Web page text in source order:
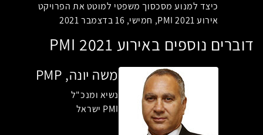
כיצד למנוע מסכסוך משפטי למוטט את הפרויקט
אירוע PMI 2021, חמישי, 16 בדצמבר 2021
דוברים נוספים באירוע PMI 2021
משה יונה, PMP
נשיא ומנכ"ל
PMI ישראל